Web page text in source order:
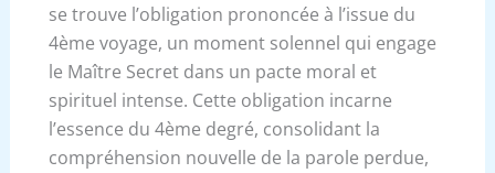
se trouve l’obligation prononcée à l’issue du
4ème voyage, un moment solennel qui engage
le Maître Secret dans un pacte moral et
spirituel intense. Cette obligation incarne
l’essence du 4ème degré, consolidant la
compréhension nouvelle de la parole perdue,